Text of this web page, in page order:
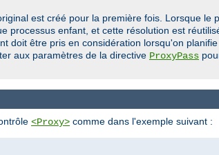
est créé pour la première fois. Lorsque le
processus enfant, et cette résolution est
doit être pris en considération lorsqu'on
aux paramètres de la directive ProxyPass
<Proxy> comme dans l'exemple suivant :